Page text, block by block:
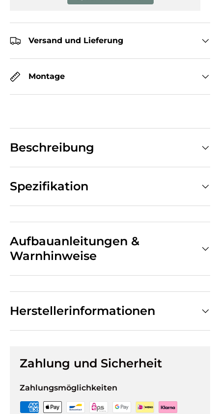
Versand und Lieferung
Montage
Beschreibung
Spezifikation
Aufbauanleitungen &
Warnhinweise
Herstellerinformationen
Zahlung und Sicherheit
Zahlungsmöglichkeiten